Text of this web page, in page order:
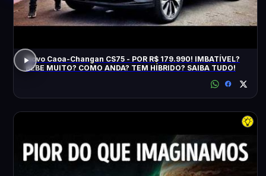
Novo Caoa-Changan CS75 - POR R$ 179.990! IMBATÍVEL?
BEBE MUITO? COMO ANDA? TEM HÍBRIDO? SAIBA TUDO!